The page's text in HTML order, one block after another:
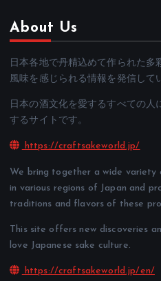
About Us
日本各地で丹精込めて作られた
風味を感じられる情報を発信して
日本の酒文化を愛するすべての
するサイトです。
https://craftsakeworld.jp/
We bring together a wide variety
in various regions of Japan and
traditions and flavors of these
This site offers new discoveries
love Japanese sake culture.
https://craftsakeworld.jp/en/